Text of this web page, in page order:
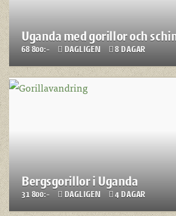
Uganda med gorillor och
68 800:- DAGLIGEN 8 DAGAR
Bergsgorillor i Uganda
31 800:- DAGLIGEN 4 DAGAR